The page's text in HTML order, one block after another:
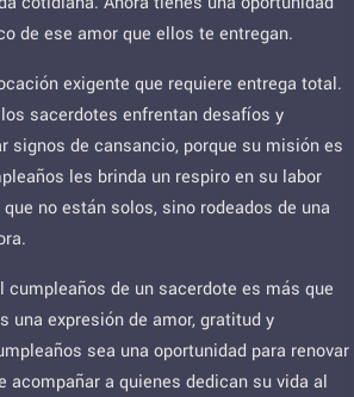
de ese amor que ellos te entregan.
exigente que requiere entrega total.
sacerdotes enfrentan desafíos y
signos de cansancio, porque su misión es
les brinda un respiro en su labor
no están solos, sino rodeados de una
cumpleaños de un sacerdote es más que
una expresión de amor, gratitud y
sea una oportunidad para renovar
acompañar a quienes dedican su vida al